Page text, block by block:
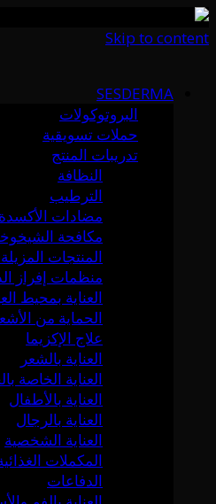
Skip to content
SESDERMA
البروتوكولات
حملات تسويقية
تدريبات المنتج
النظافة
الترطيب
مضادات الأكسدة
مكافحة
المنتجات
منظمات إفراز
العناية بمحيط
الحماية من
علاج الإكزيما
العناية بالشعر
العناية الخاصة
العناية بالأطفال
العناية بالرجال
العناية الشخصية
المكملات
الدفاعات